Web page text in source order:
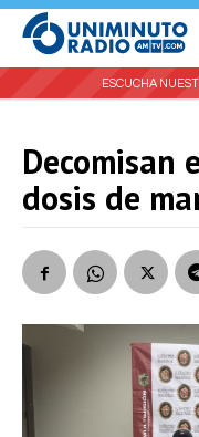
ESCUCHA
Decomisan
dosis de